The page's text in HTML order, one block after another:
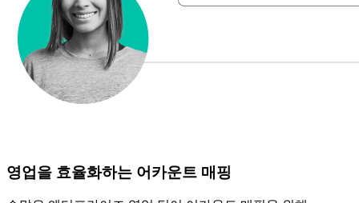
영업을 효율화하는 어카운트 매핑